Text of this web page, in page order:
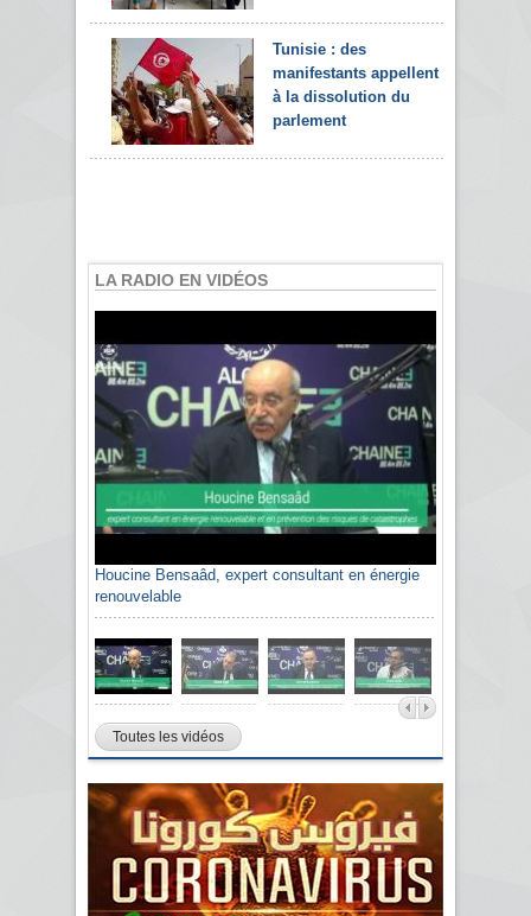
Tunisie : des
manifestants appellent
à la dissolution du
parlement
LA RADIO EN VIDÉOS
Houcine Bensaâd, expert consultant en énergie
renouvelable
Toutes les vidéos